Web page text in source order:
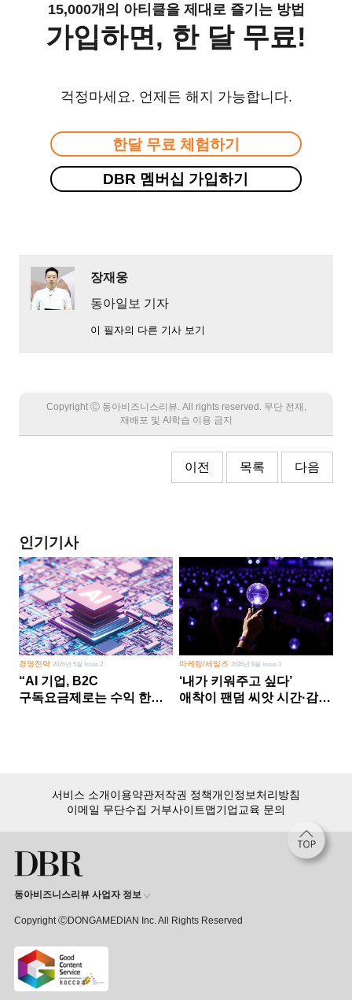
15,000개의 아티클을 제대로 즐기는 방법
가입하면, 한 달 무료!
걱정마세요. 언제든 해지 가능합니다.
한달 무료 체험하기
DBR 멤버십 가입하기
장재웅
동아일보 기자
이 필자의 다른 기사 보기
Copyright Ⓒ 동아비즈니스리뷰. All rights reserved. 무단 전재,
재배포 및 AI학습 이용 금지
이전 목록 다음
인기기사
경영전략 2026년 5월 Issue 2
“AI 기업, B2C
구독요금제로는 수익 한계
마케팅/세일즈 2026년 8월 Issue 1
‘내가 키워주고 싶다’
애착이 팬덤 씨앗 시간·감정
15,000여 건의 DBR 콘텐츠를
서비스 소개이용약관저작권 정책개인정보처리방침
이메일 무단수집 거부사이트맵기업교육 문의
동아비즈니스리뷰 사업자 정보
Copyright ⒸDONGAMEDIAN Inc. All Rights Reserved